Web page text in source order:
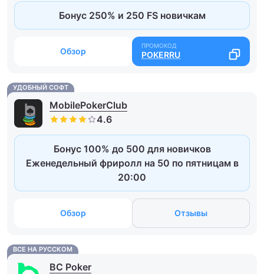
Бонус 250% и 250 FS новичкам
Обзор POKERRU
УДОБНЫЙ СОФТ
MobilePokerClub
Бонус 100% до 500 для новичков
Еженедельный фриролл на 50 по пятницам в
20:00
Обзор Отзывы
ВСЕ НА РУССКОМ
BC Poker